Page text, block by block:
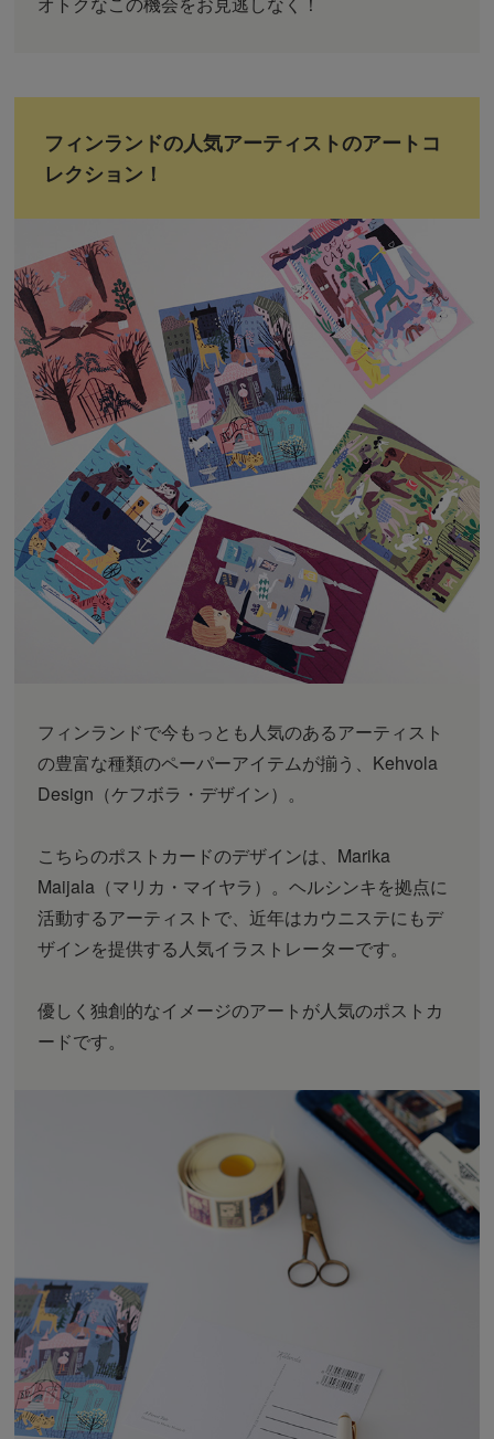
フィンランドの人気アーティストのアートコ
レクション！
フィンランドで今もっとも人気のあるアーティスト
の豊富な種類のペーパーアイテムが揃う、Kehvola
Design（ケフボラ・デザイン）。
こちらのポストカードのデザインは、Marika
Maijala（マリカ・マイヤラ）。ヘルシンキを拠点に
活動するアーティストで、近年はカウニステにもデ
ザインを提供する人気イラストレーターです。
優しく独創的なイメージのアートが人気のポストカ
ードです。